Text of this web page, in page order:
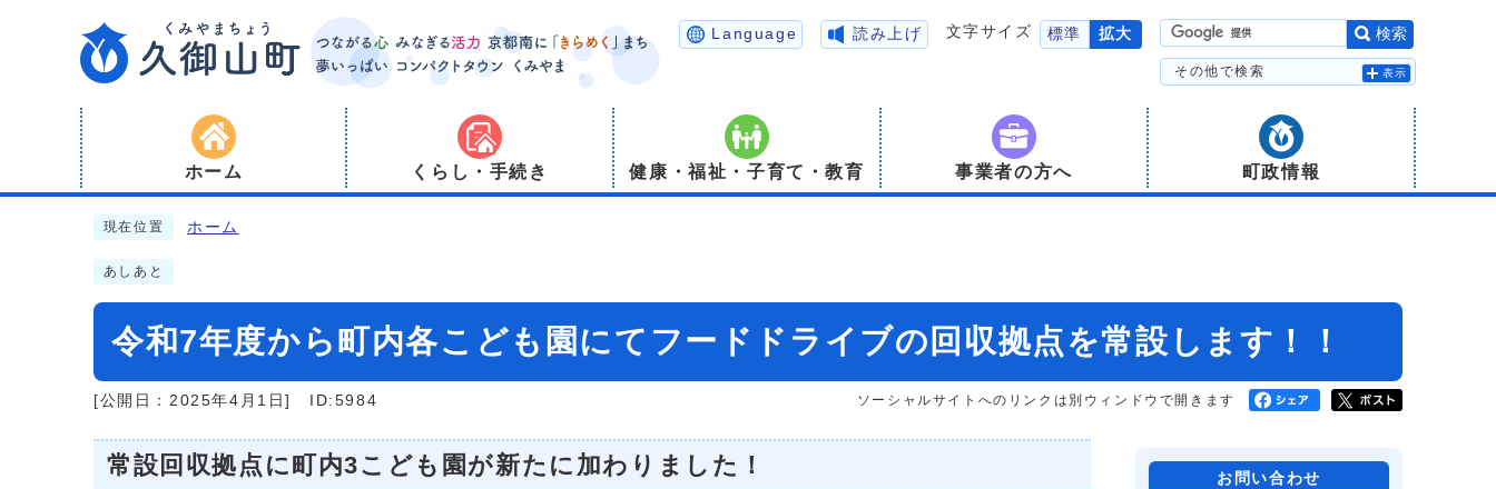
Language 読み上げ 文字サイズ 標準 拡大 検索
その他で検索 表示
ホーム くらし・手続き 健康・福祉・子育て・教育 事業者の方へ 町政情報
現在位置 ホーム
あしあと
令和7年度から町内各こども園にてフードドライブの回収拠点を常設します！！
[公開日：2025年4月1日] ID:5984 ソーシャルサイトへのリンクは別ウィンドウで開きます
常設回収拠点に町内3こども園が新たに加わりました！ お問い合わせ